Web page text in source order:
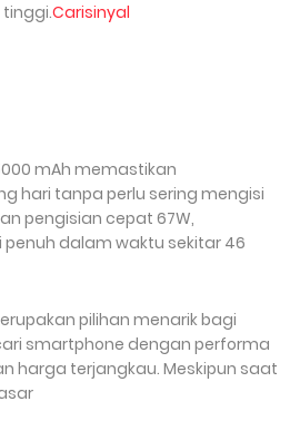
Carisinyal
mAh memastikan
hari tanpa perlu sering mengisi
pengisian cepat 67W,
dalam waktu sekitar 46
pilihan menarik bagi
smartphone dengan performa
harga terjangkau. Meskipun saat